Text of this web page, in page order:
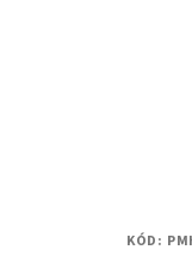
KÓD: